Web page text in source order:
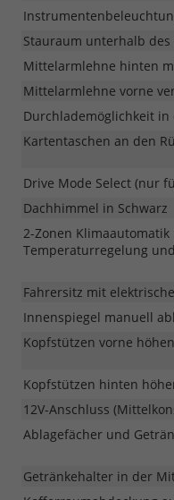
Stauraum unterhalb
Mittelarmlehne hinten
Mittelarmlehne vorne
Durchlademöglichkeit in
Kartentaschen an den
Drive Mode Select (nur
Dachhimmel in Schwarz
2-Zonen
Temperaturregelung
Fahrersitz mit
Innenspiegel manuell
Kopfstützen vorne
Kopfstützen hinten
12V-Anschluss
Ablagefächer und
Getränkehalter in der